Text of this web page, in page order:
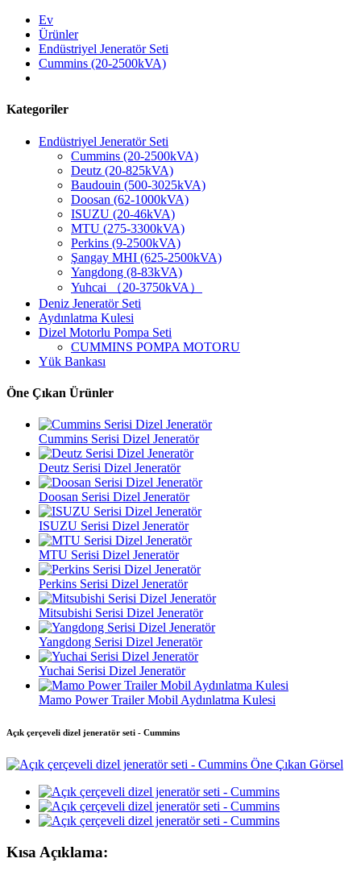
Ev
Ürünler
Endüstriyel Jeneratör Seti
Cummins (20-2500kVA)
Kategoriler
Endüstriyel Jeneratör Seti
Cummins (20-2500kVA)
Deutz (20-825kVA)
Baudouin (500-3025kVA)
Doosan (62-1000kVA)
ISUZU (20-46kVA)
MTU (275-3300kVA)
Perkins (9-2500kVA)
Şangay MHI (625-2500kVA)
Yangdong (8-83kVA)
Yuhcai （20-3750kVA）
Deniz Jeneratör Seti
Aydınlatma Kulesi
Dizel Motorlu Pompa Seti
CUMMINS POMPA MOTORU
Yük Bankası
Öne Çıkan Ürünler
Cummins Serisi Dizel Jeneratör
Deutz Serisi Dizel Jeneratör
Doosan Serisi Dizel Jeneratör
ISUZU Serisi Dizel Jeneratör
MTU Serisi Dizel Jeneratör
Perkins Serisi Dizel Jeneratör
Mitsubishi Serisi Dizel Jeneratör
Yangdong Serisi Dizel Jeneratör
Yuchai Serisi Dizel Jeneratör
Mamo Power Trailer Mobil Aydınlatma Kulesi
Açık çerçeveli dizel jeneratör seti - Cummins
Kısa Açıklama: